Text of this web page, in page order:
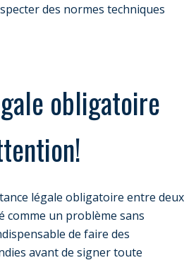
des normes techniques
obligatoire
légale obligatoire entre deux
comme un problème sans
de faire des
avant de signer toute